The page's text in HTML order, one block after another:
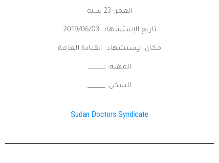
العمر: 23 سنة
تاريخ الإستشهاد: 2019/06/03
مكان الإستشهاد: القيادة العامة
المهنة: ______
السكن: ______
Sudan Doctors Syndicate